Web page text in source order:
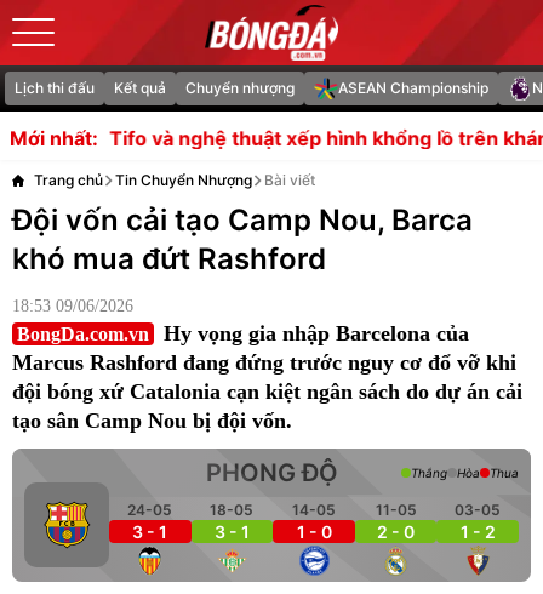
Lịch thi đấu Kết quả Chuyển nhượng ASEAN Championship
Mới nhất:thuật xếp hình khổng lồ trên khán đài 3 tiền vệ có
Trang chủ Tin Chuyển Nhượng Bài viết
Đội vốn cải tạo Camp Nou, Barca
khó mua đứt Rashford
18:53 09/06/2026
BongDa.com.vn
Hy vọng gia nhập Barcelona của
Marcus Rashford đang đứng trước nguy cơ đổ vỡ khi
đội bóng xứ Catalonia cạn kiệt ngân sách do dự án cải
tạo sân Camp Nou bị đội vốn.
PHONG ĐỘ
24-05
3 - 1
18-05
3 - 1
14-05
1 - 0
11-05
2 - 0
03-05
1 - 2
Thắng Hòa Thua